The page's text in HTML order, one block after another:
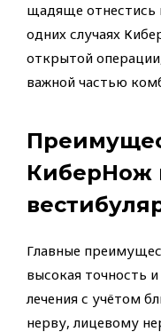
щадяще
одних случаях
открытой
важной частью
КиберНож
Главные
высокая точность
лечения с учётом
нерву, лицевому